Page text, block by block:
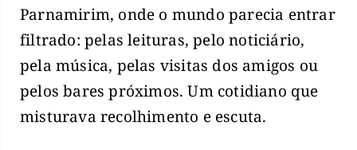
Parnamirim, onde o mundo parecia entrar
filtrado: pelas leituras, pelo noticiário,
pela música, pelas visitas dos amigos ou
pelos bares próximos. Um cotidiano que
misturava recolhimento e escuta.